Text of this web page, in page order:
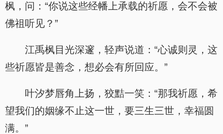
枫，问：“你说这些经幡上承载的祈愿，会不会被
佛祖听见？”
江禹枫目光深邃，轻声说道：“心诚则灵，这
些祈愿皆是善念，想必会有所回应。”
叶汐梦唇角上扬，狡黠一笑：“那我祈愿，希
望我们的姻缘不止这一世，要三生三世，幸福圆
满。”